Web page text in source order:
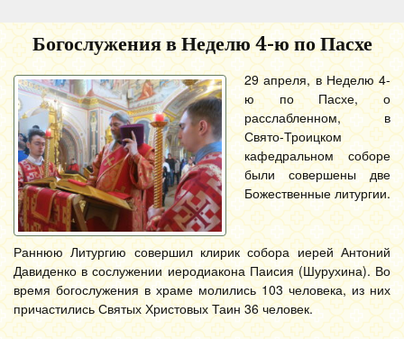
Богослужения в Неделю 4-ю по Пасхе
29 апреля, в Неделю 4-
ю по Пасхе, о
расслабленном, в
Свято-Троицком
кафедральном соборе
были совершены две
Божественные литургии.
Раннюю Литургию совершил клирик собора иерей Антоний
Давиденко в сослужении иеродиакона Паисия (Шурухина). Во
время богослужения в храме молились 103 человека, из них
причастились Святых Христовых Таин 36 человек.